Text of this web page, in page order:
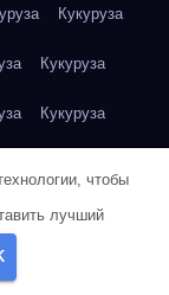
Кукуруза
Кукуруза
Кукуруза
грудка
грудка
чтобы
лучший